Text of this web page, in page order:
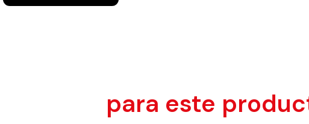
para este